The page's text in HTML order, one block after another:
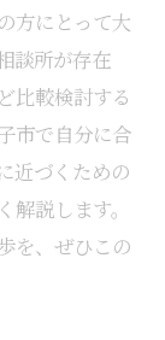
方にとって大
談所が存在
比較検討する
市で自分に合
近づくための
説します。
を、ぜひこの